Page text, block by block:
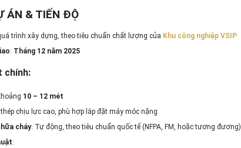
ÁN & TIẾN ĐỘ
trình xây dựng, theo tiêu chuẩn chất lượng của Khu công nghiệp VSIP
: Tháng 12 năm 2025
chính:
10 – 12 mét
chịu lực cao, phù hợp lắp đặt máy móc nặng
cháy: Tự động, theo tiêu chuẩn quốc tế (NFPA, FM, hoặc tương đương)
: